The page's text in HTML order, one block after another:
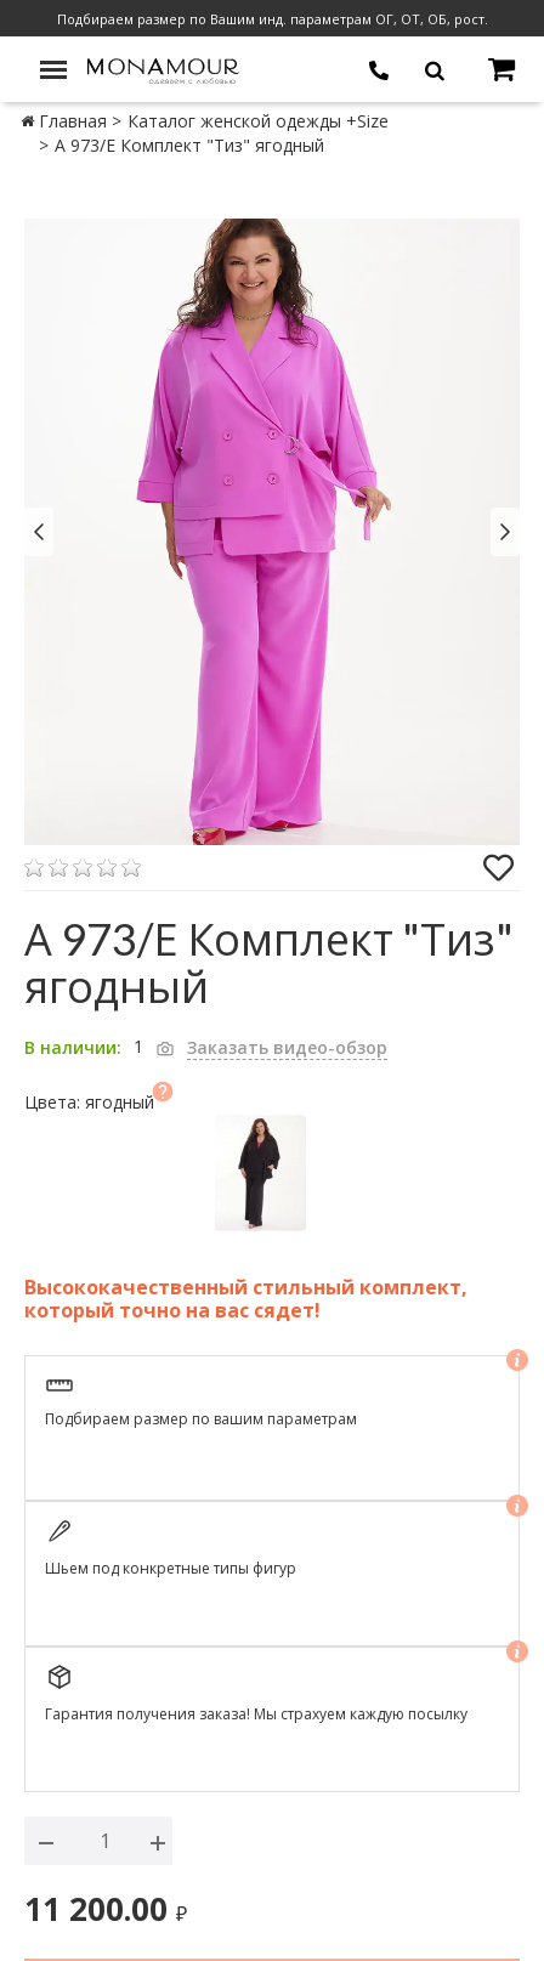
Подбираем размер по Вашим инд. параметрам ОГ, ОТ, ОБ, рост.
Главная
Каталог женской одежды +Size
А 973/Е Комплект "Тиз" ягодный
А 973/Е Комплект "Тиз"
ягодный
В наличии: 1 Заказать видео-обзор
Цвета: ягодный
Высококачественный стильный комплект,
который точно на вас сядет!
Подбираем размер по вашим параметрам
Шьем под конкретные типы фигур
Гарантия получения заказа! Мы страхуем каждую посылку
11 200.00 ₽